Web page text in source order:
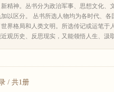
精神。丛书分为政治军事、思想文化、
以区分。 丛书所选人物均为各时代、
界格局和人类文明。所选传记或运笔于
观历史、反思现实，又能领悟人生、汲
/ 共1册